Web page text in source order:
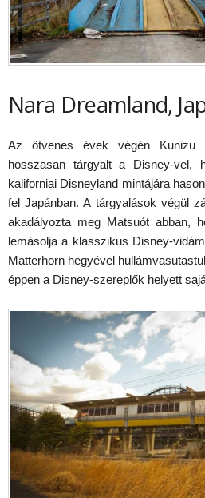
Nara Dreamland,
Az ötvenes évek végén Kunizu
hosszasan tárgyalt a Disney-vel,
kaliforniai Disneyland mintájára
fel Japánban. A tárgyalások végül
akadályozta meg Matsuót abban,
lemásolja a klasszikus Disney-
Matterhorn hegyével
éppen a Disney-szereplők helyett